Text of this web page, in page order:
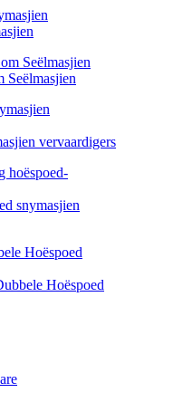
vervaardigers
snymasjien
Hoëspoed